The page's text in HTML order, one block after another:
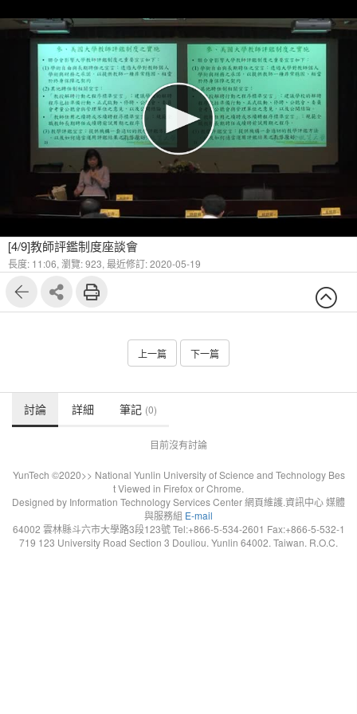
[4/9]教師評鑑制度座談會
長度: 11:06, 瀏覽: 923, 最近修訂: 2020-05-19
上一篇 下一篇
討論 詳細 筆記 (0)
目前沒有討論
YunTech ©2020>> National Yunlin University of Science and Technology Bes
t Viewed in Firefox or Chrome.
Designed by Information Technology Services Center 網頁維護.資訊中心 媒體
與服務組 E-mail
64002 雲林縣斗六市大學路3段123號 Tel:+866-5-534-2601 Fax:+866-5-532-1
719 123 University Road Section 3 Douliou. Yunlin 64002. Taiwan. R.O.C.